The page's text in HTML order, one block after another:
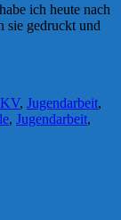
ich heute nach
sie gedruckt und
, Jugendarbeit,
, Jugendarbeit,